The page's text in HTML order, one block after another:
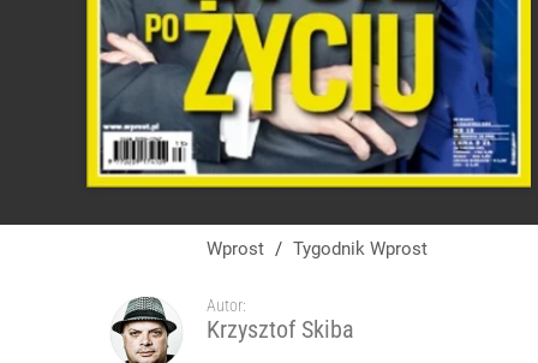
Wprost / Tygodnik Wprost
Autor:
Krzysztof Skiba